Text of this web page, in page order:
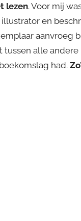
lezen. Voor mij
en
aanvroeg
alle andere
had.